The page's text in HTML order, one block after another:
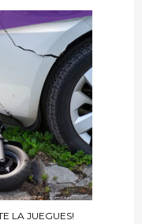
LA JUEGUES!